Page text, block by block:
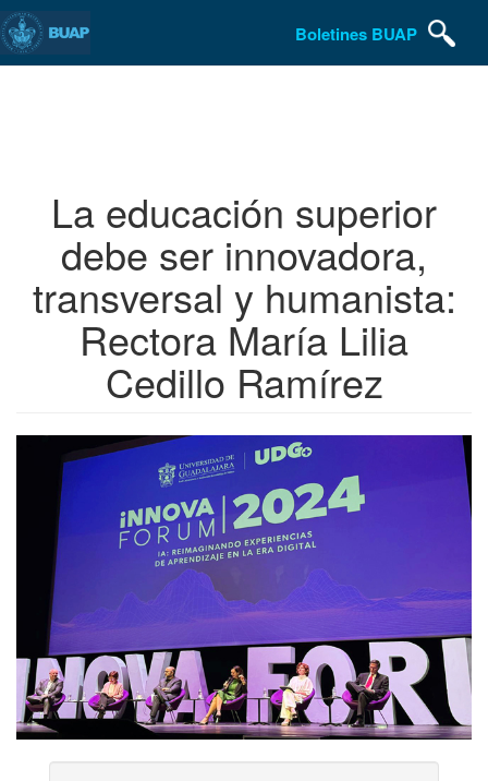
Boletines BUAP
La educación superior
debe ser innovadora,
transversal y humanista:
Rectora María Lilia
Cedillo Ramírez